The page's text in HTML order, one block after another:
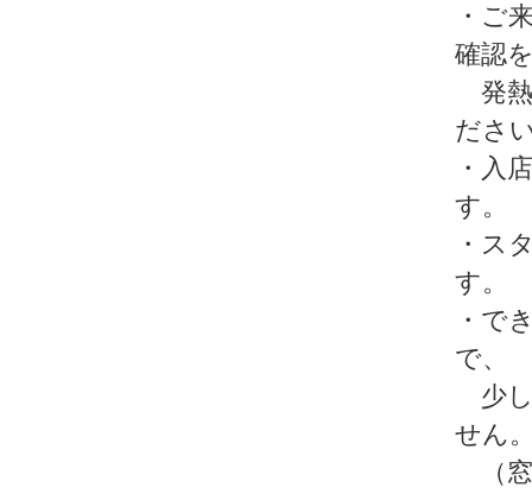
・ご
確認
発熱
ださ
・入
す。
・ス
す。
・で
で、
少し
せん
（窓